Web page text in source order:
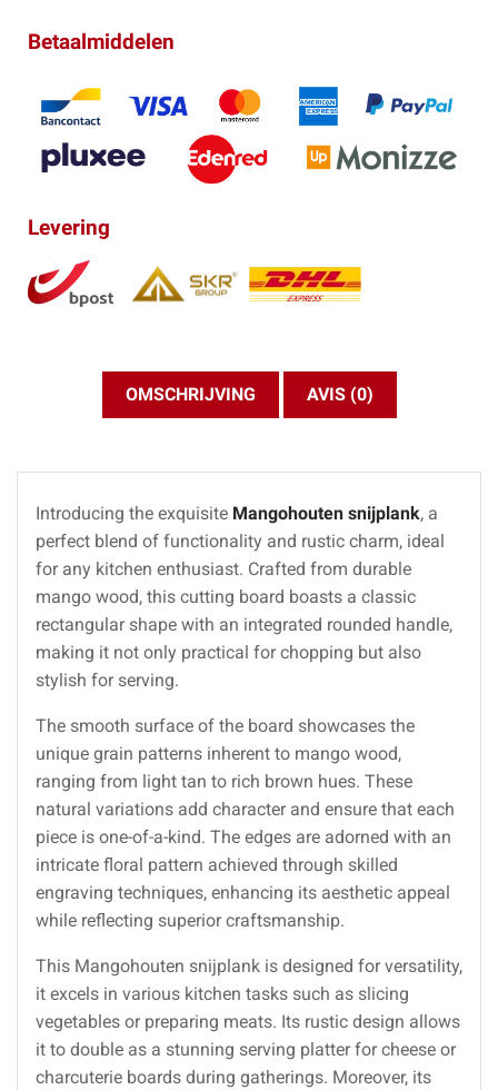
Betaalmiddelen
Levering
OMSCHRIJVING AVIS (0)
Introducing the exquisite Mangohouten snijplank, a
perfect blend of functionality and rustic charm, ideal
for any kitchen enthusiast. Crafted from durable
mango wood, this cutting board boasts a classic
rectangular shape with an integrated rounded handle,
making it not only practical for chopping but also
stylish for serving.
The smooth surface of the board showcases the
unique grain patterns inherent to mango wood,
ranging from light tan to rich brown hues. These
natural variations add character and ensure that each
piece is one-of-a-kind. The edges are adorned with an
intricate floral pattern achieved through skilled
engraving techniques, enhancing its aesthetic appeal
while reflecting superior craftsmanship.
This Mangohouten snijplank is designed for versatility,
it excels in various kitchen tasks such as slicing
vegetables or preparing meats. Its rustic design allows
it to double as a stunning serving platter for cheese or
charcuterie boards during gatherings. Moreover, its